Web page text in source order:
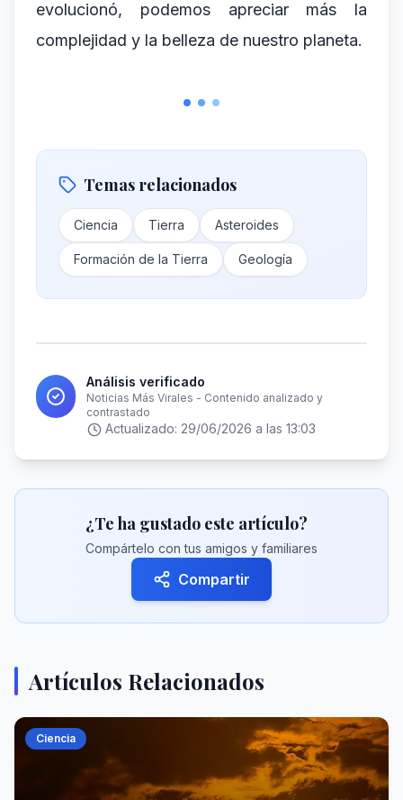
evolucionó, podemos apreciar más la
complejidad y la belleza de nuestro planeta.
Temas relacionados
Ciencia Tierra Asteroides
Formación de la Tierra Geología
Análisis verificado
Noticias Más Virales - Contenido analizado y
contrastado
Actualizado: 29/06/2026 a las 13:03
¿Te ha gustado este artículo?
Compártelo con tus amigos y familiares
Compartir
Artículos Relacionados
Ciencia